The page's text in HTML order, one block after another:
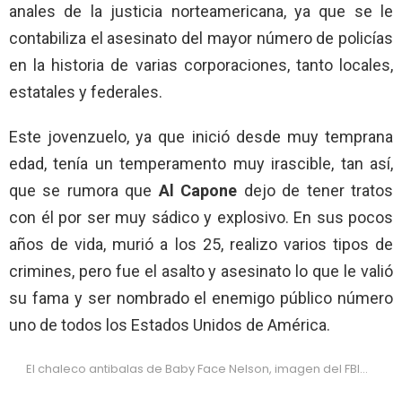
anales de la justicia norteamericana, ya que se le
contabiliza el asesinato del mayor número de policías
en la historia de varias corporaciones, tanto locales,
estatales y federales.
Este jovenzuelo, ya que inició desde muy temprana
edad, tenía un temperamento muy irascible, tan así,
que se rumora que Al Capone dejo de tener tratos
con él por ser muy sádico y explosivo. En sus pocos
años de vida, murió a los 25, realizo varios tipos de
crimines, pero fue el asalto y asesinato lo que le valió
su fama y ser nombrado el enemigo público número
uno de todos los Estados Unidos de América.
El chaleco antibalas de Baby Face Nelson, imagen del FBI…